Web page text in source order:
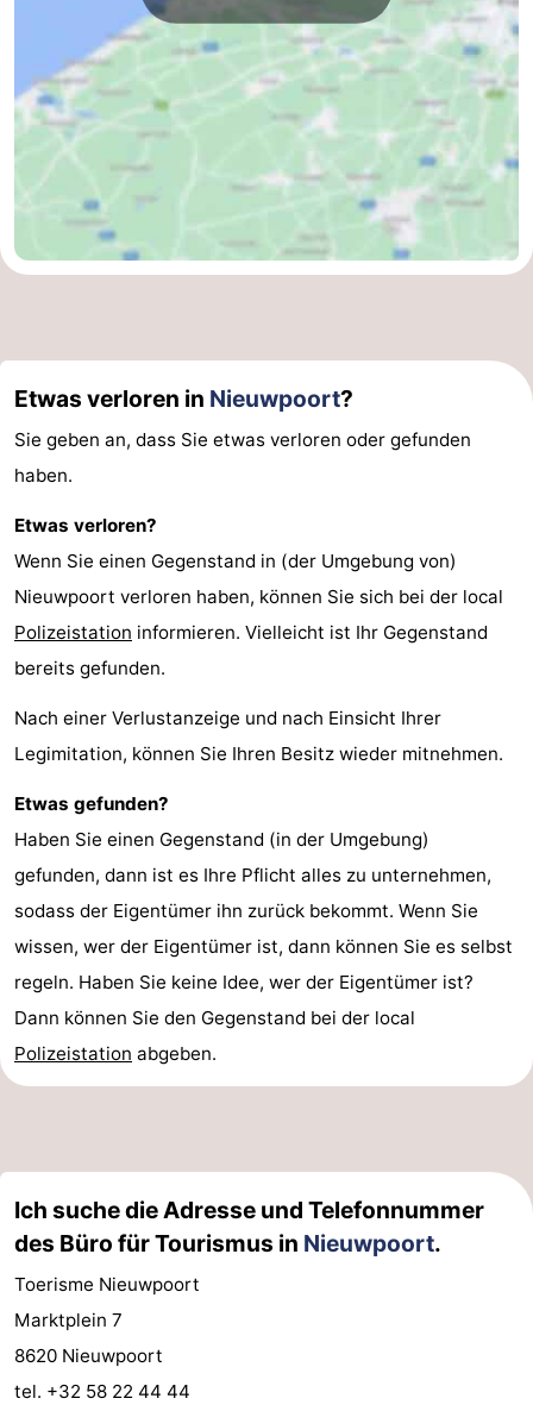
Etwas verloren in Nieuwpoort?
Sie geben an, dass Sie etwas verloren oder gefunden
haben.
Etwas verloren?
Wenn Sie einen Gegenstand in (der Umgebung von)
Nieuwpoort verloren haben, können Sie sich bei der local
Polizeistation informieren. Vielleicht ist Ihr Gegenstand
bereits gefunden.
Nach einer Verlustanzeige und nach Einsicht Ihrer
Legimitation, können Sie Ihren Besitz wieder mitnehmen.
Etwas gefunden?
Haben Sie einen Gegenstand (in der Umgebung)
gefunden, dann ist es Ihre Pflicht alles zu unternehmen,
sodass der Eigentümer ihn zurück bekommt. Wenn Sie
wissen, wer der Eigentümer ist, dann können Sie es selbst
regeln. Haben Sie keine Idee, wer der Eigentümer ist?
Dann können Sie den Gegenstand bei der local
Polizeistation abgeben.
Ich suche die Adresse und Telefonnummer
des Büro für Tourismus in Nieuwpoort.
Toerisme Nieuwpoort
Marktplein 7
8620 Nieuwpoort
tel. +32 58 22 44 44